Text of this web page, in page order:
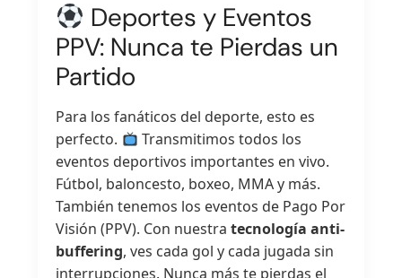
Deportes y Eventos
PPV: Nunca te Pierdas un
Partido
Para los fanáticos del deporte, esto es
perfecto.
Transmitimos todos los
eventos deportivos importantes en vivo.
Fútbol, baloncesto, boxeo, MMA y más.
También tenemos los eventos de Pago Por
Visión (PPV). Con nuestratecnología anti-
buffering, ves cada gol y cada jugada sin
interrupciones. Nunca más te pierdas el